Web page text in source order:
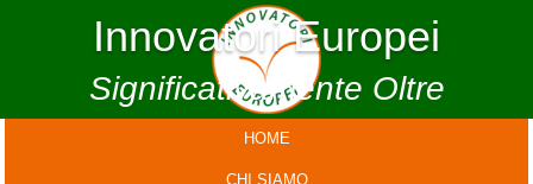
Innovatori Europei
Significativamente Oltre
HOME
CHI SIAMO